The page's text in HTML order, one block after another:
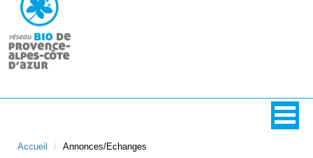
Accueil Annonces/Echanges